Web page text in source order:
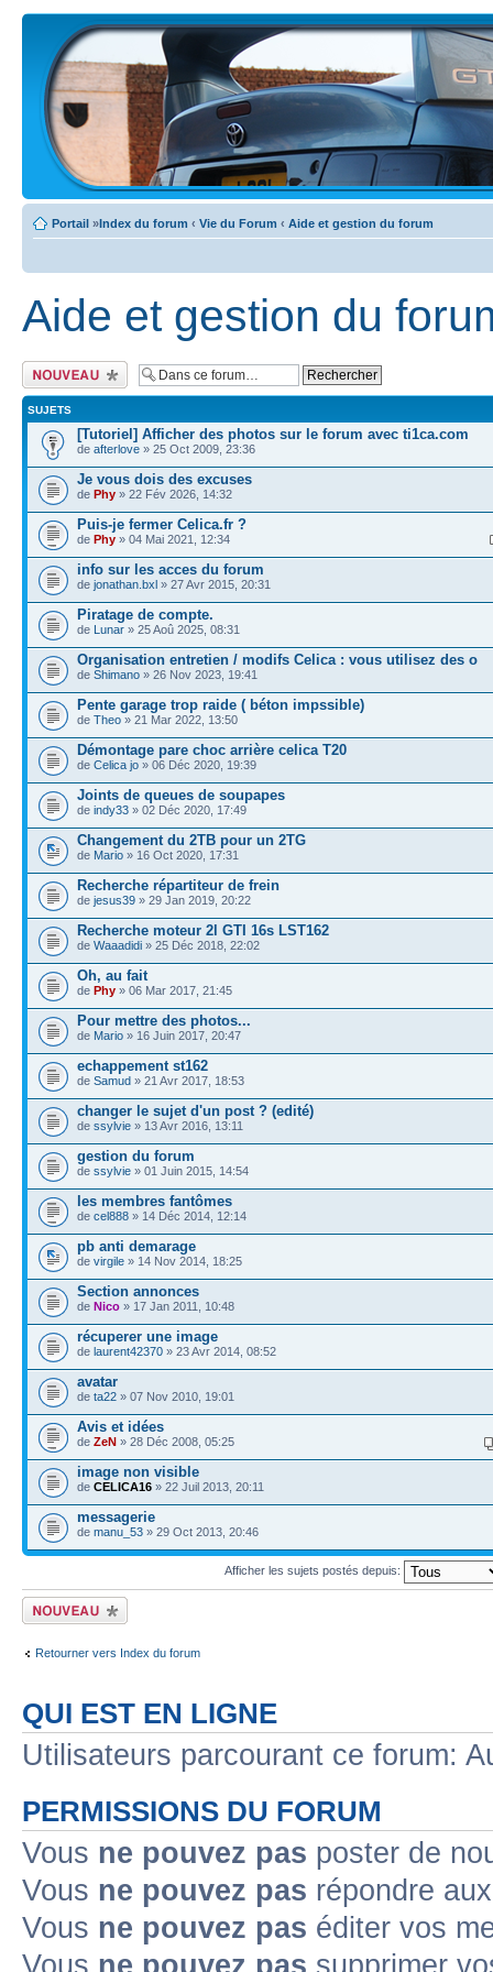
Portail »Index du forum ‹ Vie du Forum ‹ Aide et gestion du forum
Aide et gestion du
Ecrire un nouveau
sujet
SUJETS
[Tutoriel] Afficher des photos sur le forum avec ti1ca.com
de afterlove » 25 Oct 2009, 23:36
Je vous dois des excuses
de Phy » 22 Fév 2026, 14:32
Puis-je fermer Celica.fr ?
de Phy » 04 Mai 2021, 12:34
info sur les acces du forum
de jonathan.bxl » 27 Avr 2015, 20:31
Piratage de compte.
de Lunar » 25 Aoû 2025, 08:31
Organisation entretien / modifs Celica : vous utilisez des o
de Shimano » 26 Nov 2023, 19:41
Pente garage trop raide ( béton impssible)
de Theo » 21 Mar 2022, 13:50
Démontage pare choc arrière celica T20
de Celica jo » 06 Déc 2020, 19:39
Joints de queues de soupapes
de indy33 » 02 Déc 2020, 17:49
Changement du 2TB pour un 2TG
de Mario » 16 Oct 2020, 17:31
Recherche répartiteur de frein
de jesus39 » 29 Jan 2019, 20:22
Recherche moteur 2l GTI 16s LST162
de Waaadidi » 25 Déc 2018, 22:02
Oh, au fait
de Phy » 06 Mar 2017, 21:45
Pour mettre des photos...
de Mario » 16 Juin 2017, 20:47
echappement st162
de Samud » 21 Avr 2017, 18:53
changer le sujet d'un post ? (edité)
de ssylvie » 13 Avr 2016, 13:11
gestion du forum
de ssylvie » 01 Juin 2015, 14:54
les membres fantômes
de cel888 » 14 Déc 2014, 12:14
pb anti demarage
de virgile » 14 Nov 2014, 18:25
Section annonces
de Nico » 17 Jan 2011, 10:48
récuperer une image
de laurent42370 » 23 Avr 2014, 08:52
avatar
de ta22 » 07 Nov 2010, 19:01
Avis et idées
de ZeN » 28 Déc 2008, 05:25
image non visible
de CELICA16 » 22 Juil 2013, 20:11
messagerie
de manu_53 » 29 Oct 2013, 20:46
Afficher les sujets postés depuis:
Ecrire un nouveau
sujet
Retourner vers Index du forum
QUI EST EN LIGNE
Utilisateurs parcourant ce forum:
PERMISSIONS DU FORUM
Vous ne pouvez pas poster de
Vous ne pouvez pas répondre
Vous ne pouvez pas éditer vos
Vous ne pouvez pas supprimer